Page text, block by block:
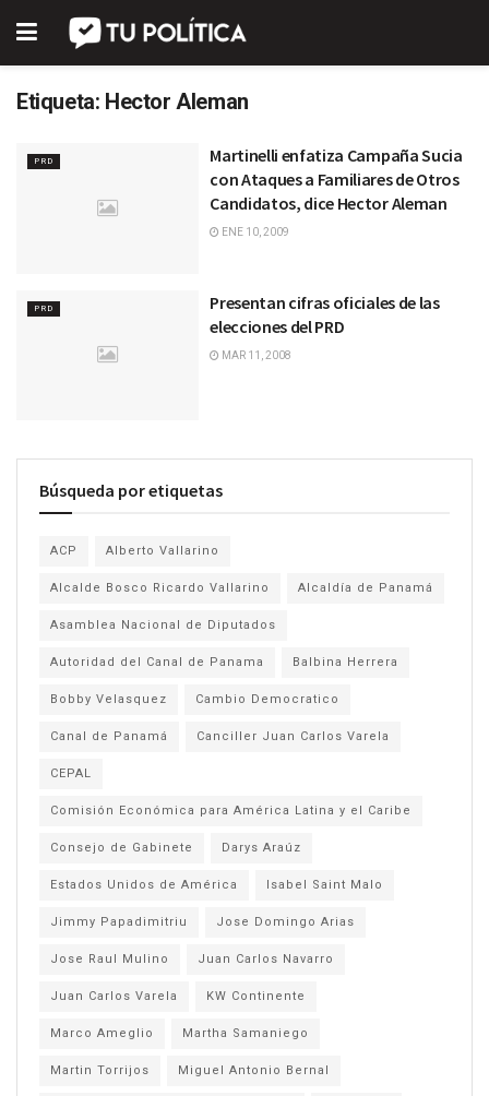
Etiqueta: Hector Aleman
PRD
Martinelli enfatiza Campaña Sucia
con Ataques a Familiares de Otros
Candidatos, dice Hector Aleman
ENE 10, 2009
PRD
Presentan cifras oficiales de las
elecciones del PRD
MAR 11, 2008
Búsqueda por etiquetas
ACP Alberto Vallarino
Alcalde Bosco Ricardo Vallarino Alcaldía de Panamá
Asamblea Nacional de Diputados
Autoridad del Canal de Panama Balbina Herrera
Bobby Velasquez Cambio Democratico
Canal de Panamá Canciller Juan Carlos Varela
CEPAL
Comisión Económica para América Latina y el Caribe
Consejo de Gabinete Darys Araúz
Estados Unidos de América Isabel Saint Malo
Jimmy Papadimitriu Jose Domingo Arias
Jose Raul Mulino Juan Carlos Navarro
Juan Carlos Varela KW Continente
Marco Ameglio Martha Samaniego
Martin Torrijos Miguel Antonio Bernal